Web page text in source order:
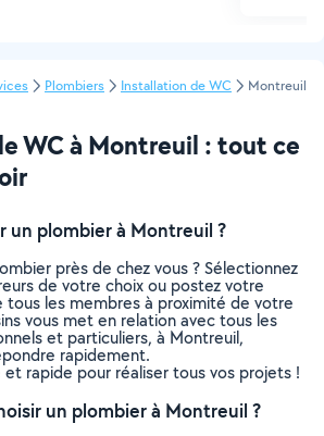
Plombiers Installation de WC Montreuil
WC à Montreuil : tout ce
un plombier à Montreuil ?
près de chez vous ? Sélectionnez
de votre choix ou postez votre
tous les membres à proximité de votre
vous met en relation avec tous les
et particuliers, à Montreuil,
rapidement.
et rapide pour réaliser tous vos projets !
un plombier à Montreuil ?